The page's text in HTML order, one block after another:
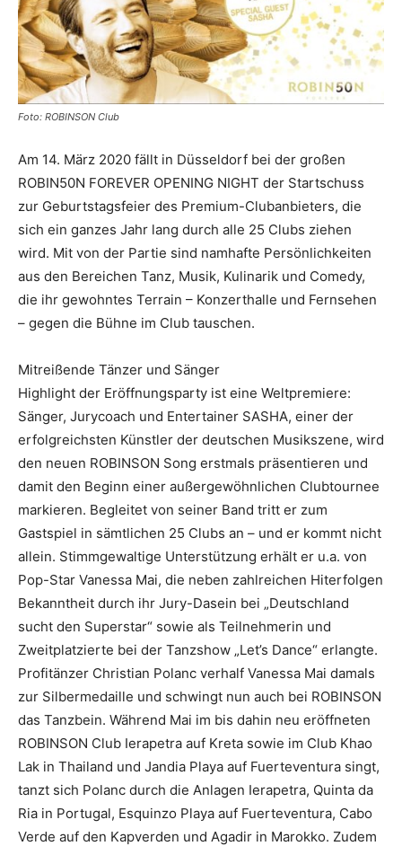
Reiseempfehlungen.
Foto: ROBINSON Club
Am 14. März 2020 fällt in Düsseldorf bei der großen
ROBIN50N FOREVER OPENING NIGHT der Startschuss
zur Geburtstagsfeier des Premium-Clubanbieters, die
sich ein ganzes Jahr lang durch alle 25 Clubs ziehen
wird. Mit von der Partie sind namhafte Persönlichkeiten
aus den Bereichen Tanz, Musik, Kulinarik und Comedy,
die ihr gewohntes Terrain – Konzerthalle und Fernsehen
– gegen die Bühne im Club tauschen.
Mitreißende Tänzer und Sänger
Highlight der Eröffnungsparty ist eine Weltpremiere:
Sänger, Jurycoach und Entertainer SASHA, einer der
erfolgreichsten Künstler der deutschen Musikszene, wird
den neuen ROBINSON Song erstmals präsentieren und
damit den Beginn einer außergewöhnlichen Clubtournee
markieren. Begleitet von seiner Band tritt er zum
Gastspiel in sämtlichen 25 Clubs an – und er kommt nicht
allein. Stimmgewaltige Unterstützung erhält er u.a. von
Pop-Star Vanessa Mai, die neben zahlreichen Hiterfolgen
Bekanntheit durch ihr Jury-Dasein bei „Deutschland
sucht den Superstar“ sowie als Teilnehmerin und
Zweitplatzierte bei der Tanzshow „Let’s Dance“ erlangte.
Profitänzer Christian Polanc verhalf Vanessa Mai damals
zur Silbermedaille und schwingt nun auch bei ROBINSON
das Tanzbein. Während Mai im bis dahin neu eröffneten
ROBINSON Club Ierapetra auf Kreta sowie im Club Khao
Lak in Thailand und Jandia Playa auf Fuerteventura singt,
tanzt sich Polanc durch die Anlagen Ierapetra, Quinta da
Ria in Portugal, Esquinzo Playa auf Fuerteventura, Cabo
Verde auf den Kapverden und Agadir in Marokko. Zudem